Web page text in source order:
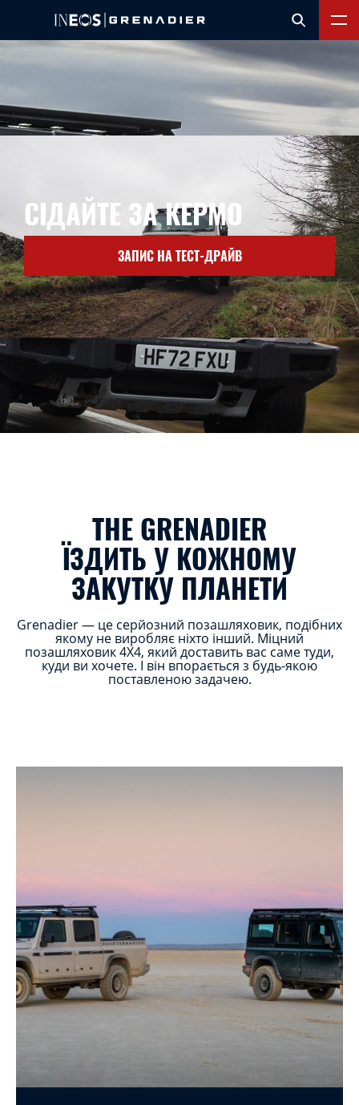
СІДАЙТЕ ЗА КЕРМО
ЗАПИС НА ТЕСТ-ДРАЙВ
THE GRENADIER
ЇЗДИТЬ У КОЖНОМУ
ЗАКУТКУ ПЛАНЕТИ
Grenadier — це серйозний позашляховик, подібних
якому не виробляє ніхто інший. Міцний
позашляховик 4Х4, який доставить вас саме туди,
куди ви хочете. І він впорається з будь-якою
поставленою задачею.